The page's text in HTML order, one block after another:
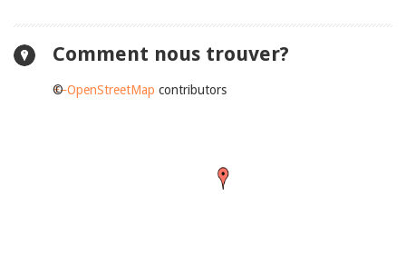
Comment nous trouver?
+−
©OpenStreetMap contributors